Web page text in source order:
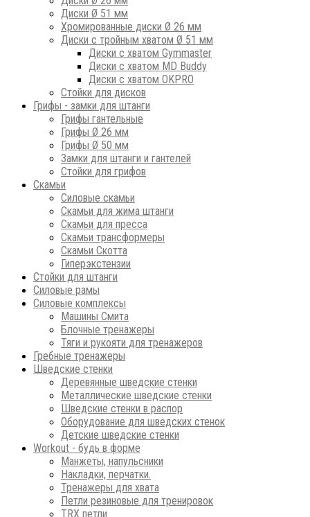
Диски Ø 51 мм
Хромированные диски Ø 26 мм
Диски с тройным хватом Ø 51 мм
Диски с хватом Gymmaster
Диски с хватом MD Buddy
Диски с хватом OKPRO
Стойки для дисков
Грифы - замки для штанги
Грифы гантельные
Грифы Ø 26 мм
Грифы Ø 50 мм
Замки для штанги и гантелей
Стойки для грифов
Скамьи
Силовые скамьи
Скамьи для жима штанги
Скамьи для пресса
Скамьи трансформеры
Скамьи Скотта
Гиперэкстензии
Стойки для штанги
Силовые рамы
Силовые комплексы
Машины Смита
Блочные тренажеры
Тяги и рукояти для тренажеров
Гребные тренажеры
Шведские стенки
Деревянные шведские стенки
Металлические шведские стенки
Шведские стенки в распор
Оборудование для шведских стенок
Детские шведские стенки
Workout - будь в форме
Манжеты, напульсники
Накладки, перчатки.
Тренажеры для хвата
Петли резиновые для тренировок
ТRХ петли